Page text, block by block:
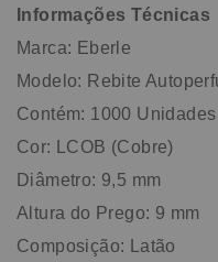
Informações Técnicas
Marca: Eberle
Modelo: Rebite
Contém: 1000 Unidades
Cor: LCOB (Cobre)
Diâmetro: 9,5 mm
Altura do Prego: 9 mm
Composição: Latão